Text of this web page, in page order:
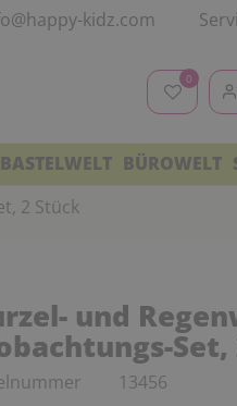
kidz.com
0
BASTELWELT BÜROWELT
2 Stück
und
13456